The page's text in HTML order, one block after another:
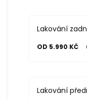
Lakování
OD 5.990 KČ
Lakování